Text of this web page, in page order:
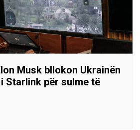
Musk bllokon Ukrainën
Starlink për sulme të